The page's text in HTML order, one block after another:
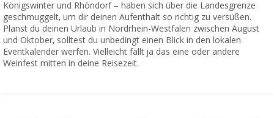
Königswinter und Rhöndorf – haben sich über die Landesgrenze
geschmuggelt, um dir deinen Aufenthalt so richtig zu versüßen.
Planst du deinen Urlaub in Nordrhein-Westfalen zwischen August
und Oktober, solltest du unbedingt einen Blick in den lokalen
Eventkalender werfen. Vielleicht fällt ja das eine oder andere
Weinfest mitten in deine Reisezeit.